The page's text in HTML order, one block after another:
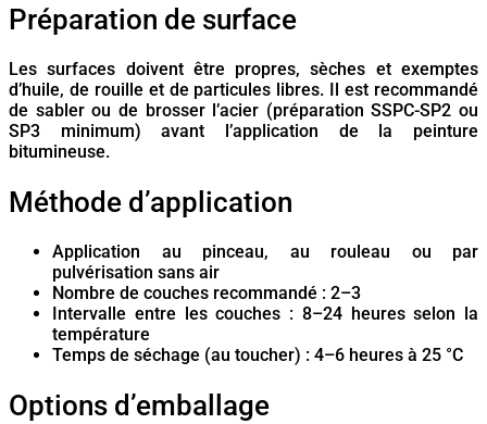
Préparation de surface
Les surfaces doivent être propres, sèches et exemptes
d’huile, de rouille et de particules libres. Il est recommandé
de sabler ou de brosser l’acier (préparation SSPC-SP2 ou
SP3 minimum) avant l’application de la peinture
bitumineuse.
Méthode d’application
Application au pinceau, au rouleau ou par
pulvérisation sans air
Nombre de couches recommandé : 2–3
Intervalle entre les couches : 8–24 heures selon la
température
Temps de séchage (au toucher) : 4–6 heures à 25 °C
Options d’emballage